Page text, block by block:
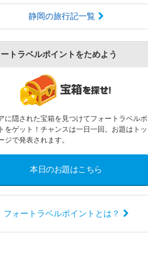
静岡の旅行記一覧
トラベルポイントをためよう
に隠された宝箱を見つけてフォートラベルポ
をゲット！チャンスは一日一回。お題はトッ
ジで発表されます。
本日のお題はこちら
フォートラベルポイントとは？